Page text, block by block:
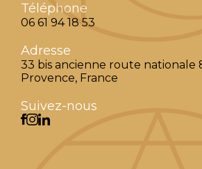
Téléphone
06 61 94 18 53
Adresse
33 bis ancienne route nationale
Provence, France
Suivez-nous